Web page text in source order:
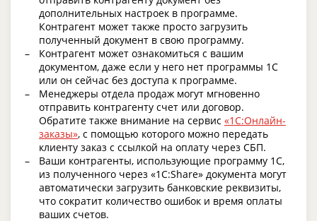
дополнительных настроек в программе.
Контрагент может также просто загрузить
полученный документ в свою программу.
Контрагент может ознакомиться с вашим
документом, даже если у него нет программы 1С
или он сейчас без доступа к программе.
Менеджеры отдела продаж могут мгновенно
отправить контрагенту счет или договор.
Обратите также внимание на сервис «1С:Онлайн-
заказы», с помощью которого можно передать
клиенту заказ с ссылкой на оплату через СБП.
Ваши контрагенты, использующие программу 1С,
из полученного через «1С:Share» документа могут
автоматически загрузить банковские реквизиты,
что сократит количество ошибок и время оплаты
ваших счетов.